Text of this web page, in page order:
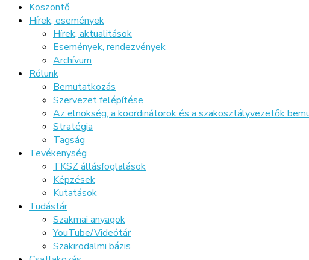
Köszöntő
Hírek, események
Hírek, aktualitások
Események, rendezvények
Archívum
Rólunk
Bemutatkozás
Szervezet felépítése
Az elnökség, a koordinátorok és a szakosztályvezetők
Stratégia
Tagság
Tevékenység
TKSZ állásfoglalások
Képzések
Kutatások
Tudástár
Szakmai anyagok
YouTube/Videótár
Szakirodalmi bázis